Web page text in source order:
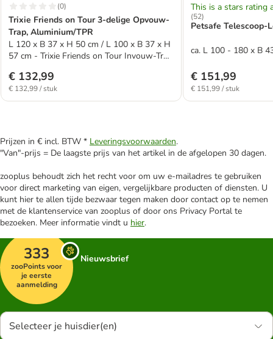
(0)
Trixie Friends on Tour 3-delige Opvouw-
Trap, Aluminium/TPR
L 120 x B 37 x H 50 cm / L 100 x B 37 x H
57 cm - Trixie Friends on Tour Invouw-Tra
€ 132,99
€ 132,99 / stuk
This is a stars rating
(52)
Petsafe Telescoop-
ca. L 100 - 180 x B
€ 151,99
€ 151,99 / stuk
Prijzen in € incl. BTW * Leveringsvoorwaarden.
"Van"-prijs = De laagste prijs van het artikel in de afgelopen 30 dagen.
zooplus behoudt zich het recht voor om uw e-mailadres te gebruiken
voor direct marketing van eigen, vergelijkbare producten of diensten. U
kunt hier te allen tijde bezwaar tegen maken door contact op te nemen
met de klantenservice van zooplus of door ons Privacy Portal te
bezoeken. Meer informatie vindt u hier.
333
zooPoints voor
je eerste
aanmelding
Nieuwsbrief
Selecteer je huisdier(en)